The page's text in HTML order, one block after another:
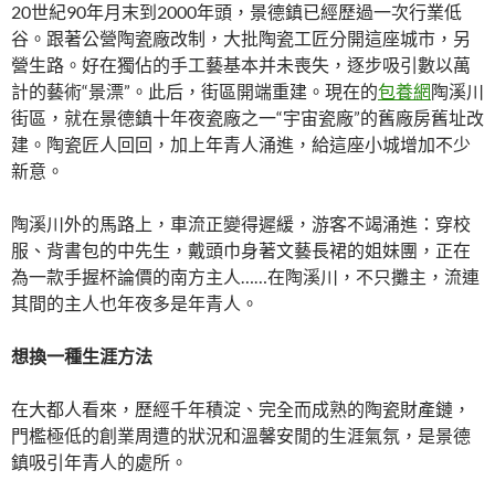
20世紀90年月末到2000年頭，景德鎮已經歷過一次行業低
谷。跟著公營陶瓷廠改制，大批陶瓷工匠分開這座城市，另
營生路。好在獨佔的手工藝基本并未喪失，逐步吸引數以萬
計的藝術“景漂”。此后，街區開端重建。現在的包養網陶溪川
街區，就在景德鎮十年夜瓷廠之一“宇宙瓷廠”的舊廠房舊址改
建。陶瓷匠人回回，加上年青人涌進，給這座小城增加不少
新意。
陶溪川外的馬路上，車流正變得遲緩，游客不竭涌進：穿校
服、背書包的中先生，戴頭巾身著文藝長裙的姐妹團，正在
為一款手握杯論價的南方主人……在陶溪川，不只攤主，流連
其間的主人也年夜多是年青人。
想換一種生涯方法
在大都人看來，歷經千年積淀、完全而成熟的陶瓷財產鏈，
門檻極低的創業周遭的狀況和溫馨安閒的生涯氣氛，是景德
鎮吸引年青人的處所。